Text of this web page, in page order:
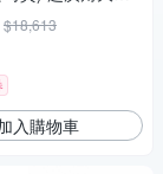
鏡 APS-C 無反微
$18,613
入購物車